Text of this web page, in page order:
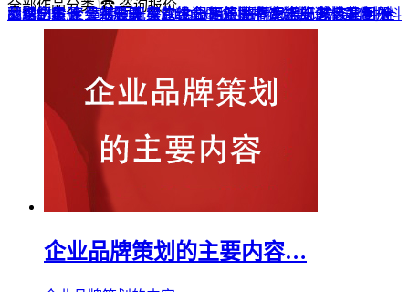
全部作品分类 ☎ 咨询报价
品牌全案 ▼ 宣传画册 VI+LOGO 企业刊物 包装设计 宣传物料
网站UI设计 导视设计 餐饮设计 酒店品牌设计 纪念相册 ▼
企业纪念册 聚会纪念册 毕业纪念册 领导/同事相册 成人礼相册
战友纪念册 个人影集 家庭/生日相册 旅行纪念册 精装定制 ▼
菜谱制作 企业邮册 光盘包装盒 高端楼书 家谱族谱 家具画册
企业品牌策划的主要内容…